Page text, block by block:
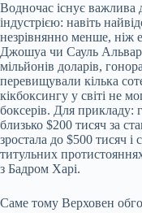
Водночас існує важлива
індустрією: навіть
незрівнянно менше, ніж
Джошуа чи Сауль
мільйонів доларів,
перевищували кілька
кікбоксингу у світі не
боксерів. Для прикладу:
близько $200 тисяч за
зростала до $500 тисяч
титульних
з Бадром Харі.
Саме тому Верховен